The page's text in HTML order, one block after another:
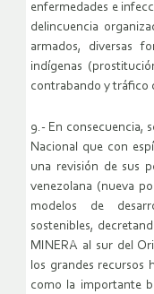
enfermedades e
delincuencia
armados, diversas
indígenas
contrabando y tráfico
9.- En consecuencia,
Nacional que con
una revisión de sus
venezolana (nueva
modelos de
sostenibles,
MINERA al sur del
los grandes recursos
como la importante